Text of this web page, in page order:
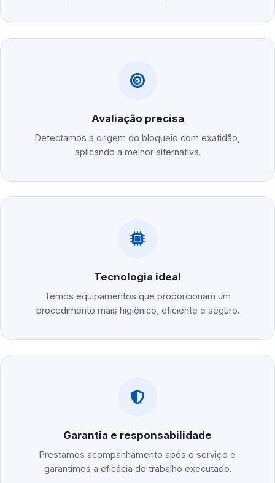
Avaliação precisa
Detectamos a origem do bloqueio com exatidão,
aplicando a melhor alternativa.
Tecnologia ideal
Temos equipamentos que proporcionam um
procedimento mais higiênico, eficiente e seguro.
Garantia e responsabilidade
Prestamos acompanhamento após o serviço e
garantimos a eficácia do trabalho executado.